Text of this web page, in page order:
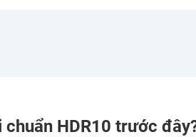
HDR10 trước